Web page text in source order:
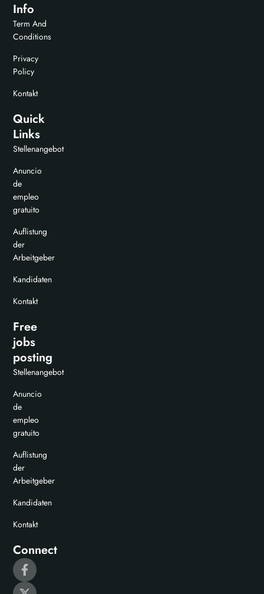
Info
Term And
Conditions
Privacy
Policy
Kontakt
Quick
Links
Stellenangebot
Anuncio
de
empleo
gratuito
Auflistung
der
Arbeitgeber
Kandidaten
Kontakt
Free
jobs
posting
Stellenangebot
Anuncio
de
empleo
gratuito
Auflistung
der
Arbeitgeber
Kandidaten
Kontakt
Connect